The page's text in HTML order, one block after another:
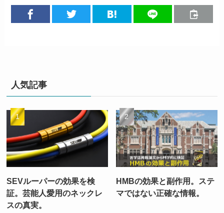
人気記事
SEVルーパーの効果を検
証。芸能人愛用のネックレ
スの真実。
HMBの効果と副作用。ステ
マではない正確な情報。